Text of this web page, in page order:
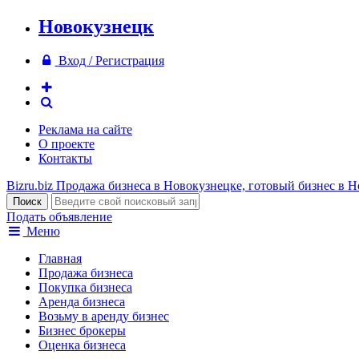
Новокузнецк
Вход / Регистрация
Реклама на сайте
О проекте
Контакты
Bizru.biz Продажа бизнеса в Новокузнецке, готовый бизнес в
Подать объявление
Меню
Главная
Продажа бизнеса
Покупка бизнеса
Аренда бизнеса
Возьму в аренду бизнес
Бизнес брокеры
Оценка бизнеса